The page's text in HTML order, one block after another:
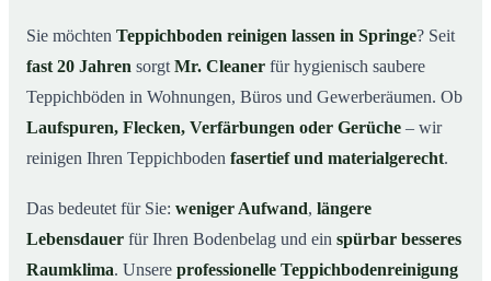
Springe?
So funktioniert’s
So reinigen unsere Profis Teppichböden in Springe
Sie möchten Teppichboden reinigen lassen in Springe? Seit
fast 20 Jahren sorgt Mr. Cleaner für hygienisch saubere
Teppichböden in Wohnungen, Büros und Gewerberäumen. Ob
Laufspuren, Flecken, Verfärbungen oder Gerüche – wir
reinigen Ihren Teppichboden fasertief und materialgerecht.
Das bedeutet für Sie: weniger Aufwand, längere
Lebensdauer für Ihren Bodenbelag und ein spürbar besseres
Raumklima. Unsere professionelle Teppichbodenreinigung